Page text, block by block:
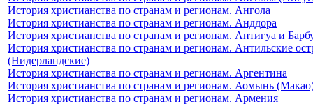
История христианства по странам и регионам. Ангола
История христианства по странам и регионам. Анддора
История христианства по странам и регионам. Антигуа и
История христианства по странам и регионам. Антильские
(Нидерландские)
История христианства по странам и регионам. Аргентина
История христианства по странам и регионам. Аомынь
История христианства по странам и регионам. Армения